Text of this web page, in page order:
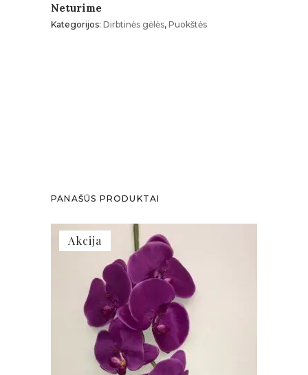
Neturime
Kategorijos: Dirbtinės gėlės, Puokštės
PANAŠŪS PRODUKTAI
Akcija